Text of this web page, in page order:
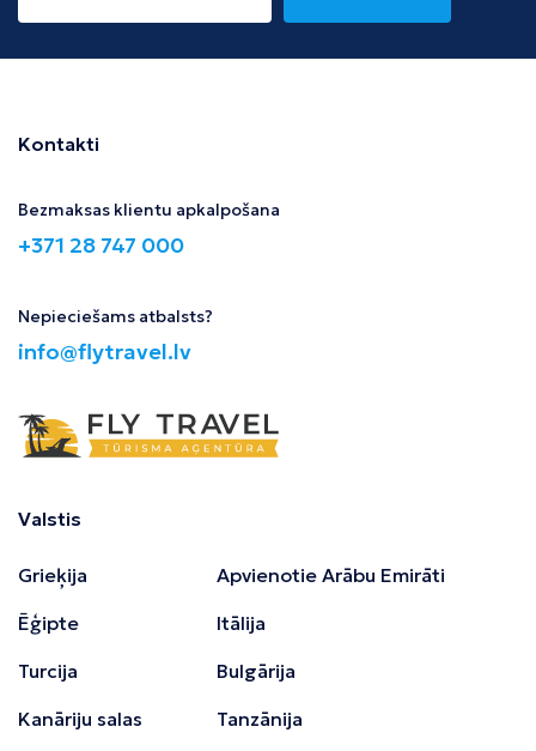
Kontakti
Bezmaksas klientu apkalpošana
+371 28 747 000
Nepieciešams atbalsts?
info@flytravel.lv
Valstis
Grieķija
Ēģipte
Turcija
Kanāriju salas
Apvienotie Arābu Emirāti
Itālija
Bulgārija
Tanzānija